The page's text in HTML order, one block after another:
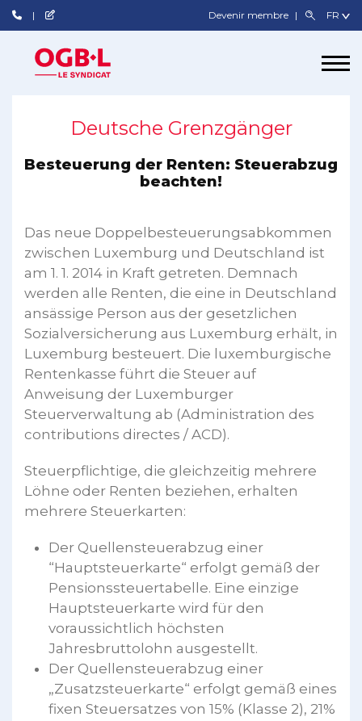
Devenir membre
Deutsche Grenzgänger
Besteuerung der Renten: Steuerabzug
beachten!
Das neue Doppelbesteuerungsabkommen
zwischen Luxemburg und Deutschland ist
am 1. 1. 2014 in Kraft getreten. Demnach
werden alle Renten, die eine in Deutschland
ansässige Person aus der gesetzlichen
Sozialversicherung aus Luxemburg erhält, in
Luxemburg besteuert. Die luxemburgische
Rentenkasse führt die Steuer auf
Anweisung der Luxemburger
Steuerverwaltung ab (Administration des
contributions directes / ACD).
Steuerpflichtige, die gleichzeitig mehrere
Löhne oder Renten beziehen, erhalten
mehrere Steuerkarten:
Der Quellensteuerabzug einer
“Hauptsteuerkarte“ erfolgt gemäß der
Pensionssteuertabelle. Eine einzige
Hauptsteuerkarte wird für den
voraussichtlich höchsten
Jahresbruttolohn ausgestellt.
Der Quellensteuerabzug einer
„Zusatzsteuerkarte“ erfolgt gemäß eines
fixen Steuersatzes von 15% (Klasse 2), 21%